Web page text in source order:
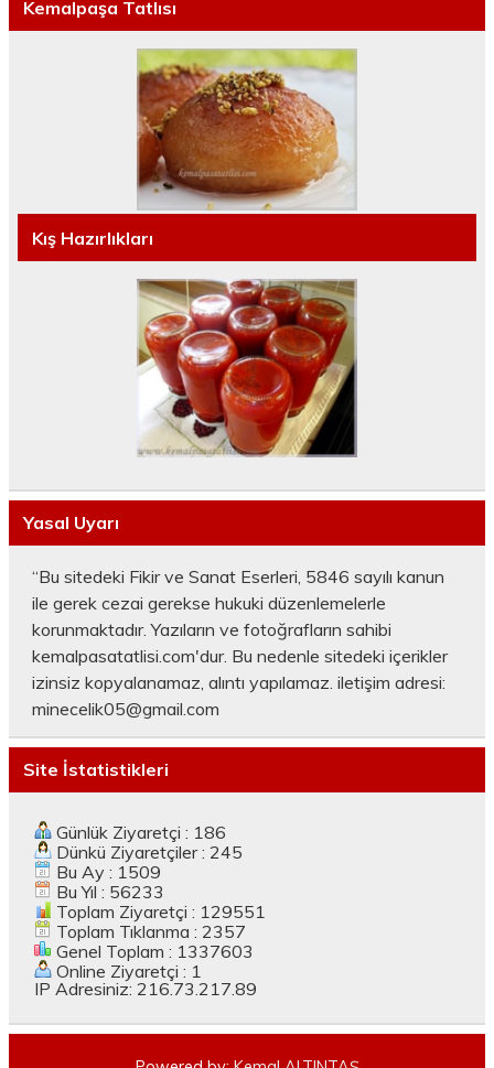
Kemalpaşa Tatlısı
Kış Hazırlıkları
Yasal Uyarı
“Bu sitedeki Fikir ve Sanat Eserleri, 5846 sayılı kanun
ile gerek cezai gerekse hukuki düzenlemelerle
korunmaktadır. Yazıların ve fotoğrafların sahibi
kemalpasatatlisi.com'dur. Bu nedenle sitedeki içerikler
izinsiz kopyalanamaz, alıntı yapılamaz. iletişim adresi:
minecelik05@gmail.com
Site İstatistikleri
Günlük Ziyaretçi : 186
Dünkü Ziyaretçiler : 245
Bu Ay : 1509
Bu Yıl : 56233
Toplam Ziyaretçi : 129551
Toplam Tıklanma : 2357
Genel Toplam : 1337603
Online Ziyaretçi : 1
IP Adresiniz: 216.73.217.89